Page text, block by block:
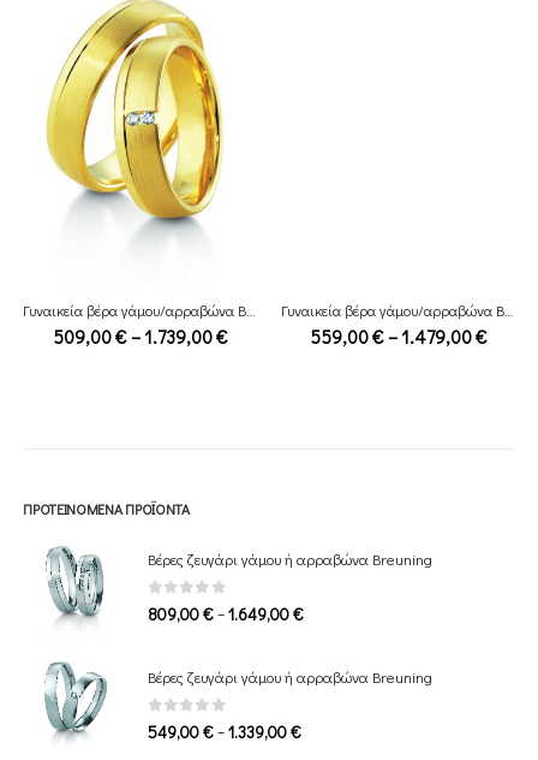
509,00€–1.739,00€Price 559,00€–1.479,00€Price
ΠΡΟΤΕΙΝΌΜΕΝΑ ΠΡΟΪΌΝΤΑ
Βέρες ζευγάρι γάμου ή αρραβώνα Breuning
0out of 5
809,00€–1.649,00€Price
through
Βέρες ζευγάρι γάμου ή αρραβώνα Breuning
0 out of 5
549,00€–1.339,00€Price